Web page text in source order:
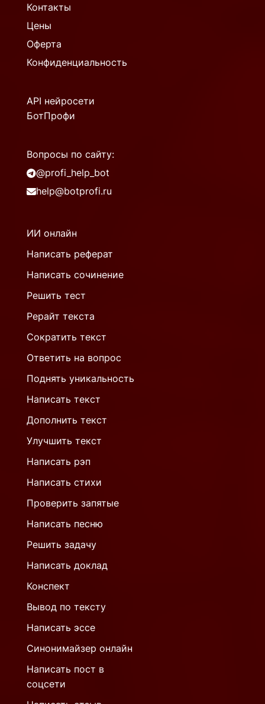
Контакты
Цены
Оферта
Конфиденциальность
API нейросети
БотПрофи
Вопросы по сайту:
@profi_help_bot
help@botprofi.ru
ИИ онлайн
Написать реферат
Написать сочинение
Решить тест
Рерайт текста
Сократить текст
Ответить на вопрос
Поднять уникальность
Написать текст
Дополнить текст
Улучшить текст
Написать рэп
Написать стихи
Проверить запятые
Написать песню
Решить задачу
Написать доклад
Конспект
Вывод по тексту
Написать эссе
Синонимайзер онлайн
Написать пост в
соцсети